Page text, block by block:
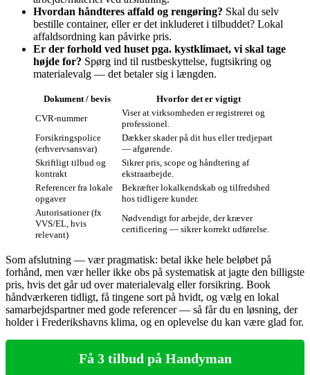
Hvordan håndteres affald og rengøring? Skal du selv
bestille container, eller er det inkluderet i tilbuddet? Lokal
affaldsordning kan påvirke pris.
Er der forhold ved huset pga. kystklimaet, vi skal tage
højde for? Spørg ind til rustbeskyttelse, fugtsikring og
materialevalg — det betaler sig i længden.
Dokument / bevis
Hvorfor det er vigtigt
CVR‑nummer
Viser at virksomheden er registreret og
professionel.
Forsikringspolice
(erhvervsansvar)
Dækker skader på dit hus eller tredjepart
— afgørende.
Skriftligt tilbud og
kontrakt
Sikrer pris, scope og håndtering af
ekstraarbejde.
Referencer fra lokale
opgaver
Bekræfter lokalkendskab og tilfredshed
hos tidligere kunder.
Autorisationer (fx
VVS/EL, hvis
relevant)
Nødvendigt for arbejde, der kræver
certificering — sikrer korrekt udførelse.
Som afslutning — vær pragmatisk: betal ikke hele beløbet på
forhånd, men vær heller ikke obs på systematisk at jagte den billigste
pris, hvis det går ud over materialevalg eller forsikring. Book
håndværkeren tidligt, få tingene sort på hvidt, og vælg en lokal
samarbejdspartner med gode referencer — så får du en løsning, der
holder i Frederikshavns klima, og en oplevelse du kan være glad for.
Få 3 tilbud på Handyman